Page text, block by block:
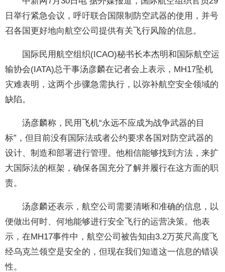
日举行紧急会议，呼吁联合国限制防空武器的使用，并号
召各国更好地向航空公司提供有关飞行风险的信息。
国际民用航空组织(ICAO)秘书长本杰明和国际航空运
输协会(IATA)总干事汤彦麟在记者会上表示，MH17坠机
灾难表明，这两个步骤急需执行，以弥补航空安全领域的
缺陷。
汤彦麟称，民用飞机“永远不应成为战争武器的目
标”，但目前没有国际法或者公约要求各国对防空武器的
设计、制造和部署进行管理。他相信能够找到方法，来扩
大国际法的框架，确保各国充分了解并履行在这方面的职
责。
汤彦麟还表示，航空公司需要清晰和准确的信息，以
便做出何时、何地能够进行安全飞行的运营决策。他表
示，在MH17事件中，航空公司被告知由3.2万英尺高度飞
经乌克兰领空是安全的，但现在我们知道这一信息的错误
性。